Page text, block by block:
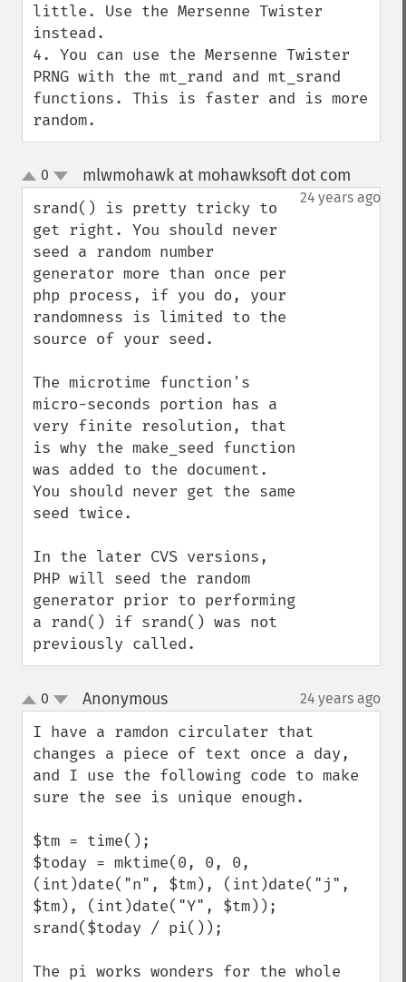
little. Use the Mersenne Twister
instead.
4. You can use the Mersenne Twister
PRNG with the mt_rand and mt_srand
functions. This is faster and is more
random.
up
down
0 mlwmohawk at mohawksoft dot com
24 years ago
srand() is pretty tricky to
get right. You should never
seed a random number
generator more than once per
php process, if you do, your
randomness is limited to the
source of your seed.
The microtime function's
micro-seconds portion has a
very finite resolution, that
is why the make_seed function
was added to the document.
You should never get the same
seed twice.
In the later CVS versions,
PHP will seed the random
generator prior to performing
a rand() if srand() was not
previously called.
up
down
0 Anonymous¶ 24 years ago
I have a ramdon circulater that
changes a piece of text once a day,
and I use the following code to make
sure the see is unique enough.
$tm = time();
$today = mktime(0, 0, 0,
(int)date("n", $tm), (int)date("j",
$tm), (int)date("Y", $tm));
srand($today / pi());
The pi works wonders for the whole